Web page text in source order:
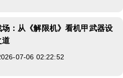
：从《解限机》看机甲武器设
道
07-06 02:22:52